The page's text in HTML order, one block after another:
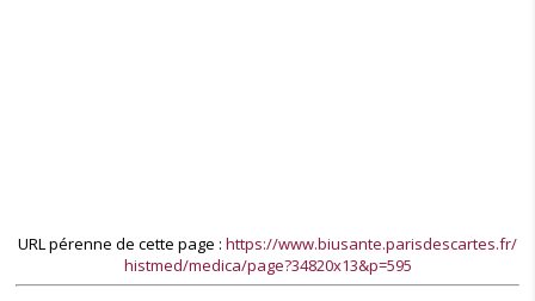
URL pérenne de cette page : https://www.biusante.parisdescartes.fr/
histmed/medica/page?34820x13&p=595